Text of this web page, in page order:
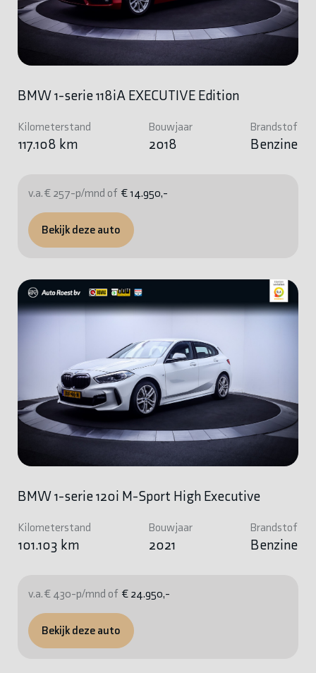
BMW 1-serie 118iA EXECUTIVE Edition
Kilometerstand
117.108 km
Bouwjaar
2018
Brandstof
Benzine
v.a. € 257-p/mnd of € 14.950,-
Bekijk deze auto
BMW 1-serie 120i M-Sport High Executive
Kilometerstand
101.103 km
Bouwjaar
2021
Brandstof
Benzine
v.a. € 430-p/mnd of € 24.950,-
Bekijk deze auto